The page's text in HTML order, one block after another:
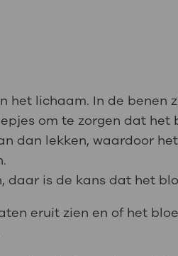
lichaam. In de benen
om te zorgen dat
dan lekken, waardoor
is de kans dat het
eruit zien en of het